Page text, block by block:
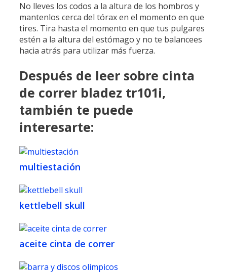
No lleves los codos a la altura de los hombros y
mantenlos cerca del tórax en el momento en que
tires. Tira hasta el momento en que tus pulgares
estén a la altura del estómago y no te balancees
hacia atrás para utilizar más fuerza.
Después de leer sobre cinta
de correr bladez tr101i,
también te puede
interesarte:
multiestación
kettlebell skull
aceite cinta de correr